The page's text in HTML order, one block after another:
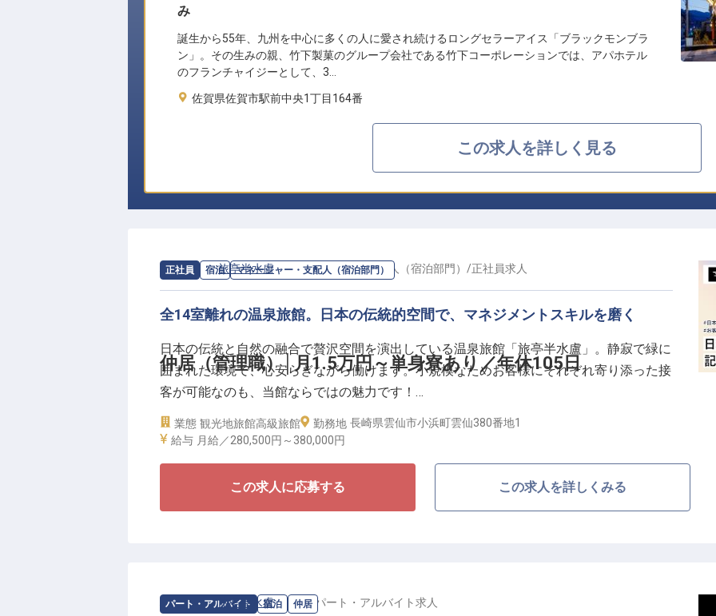
み
誕生から55年、九州を中心に多くの人に愛され続けるロングセラーアイス「ブラックモンブラ
ン」。その生みの親、竹下製菓のグループ会社である竹下コーポレーションでは、アパホテル
のフランチャイジーとして、3…
佐賀県佐賀市駅前中央1丁目164番
この求人を詳しく見る
正社員 宿泊 マネージャー・支配人（宿泊部門）
仲居（管理職）│月1.5万円～単身寮あり／年休105日
求人情報：旅亭半水盧のマネージャー・支配人（宿泊部門） /正社員求人
全14室離れの温泉旅館。日本の伝統的空間で、マネジメントスキルを磨く
日本の伝統と自然の融合で贅沢空間を演出している温泉旅館「旅亭半水盧」。静寂で緑に
囲まれた環境で、心安らぎながら働けます。小規模なためお客様にそれぞれ寄り添った接
客が可能なのも、当館ならではの魅力です！
■□好待遇で長期的キャリアを□■
・月給28万円スタートと高収入！
星」を受賞！また2024年、2025年にもホテル評価として「1ミシュランキー」を2年連続
業態 観光地旅館高級旅館 勤務地 長崎県雲仙市小浜町雲仙380番地1
給与 月給／280,500円～ 380,000円
この求人に応募する この求人を詳しくみる
パート・アルバイト 宿泊 仲居
求人情報：旅亭半水盧の 仲居/ パート・アルバイト求人